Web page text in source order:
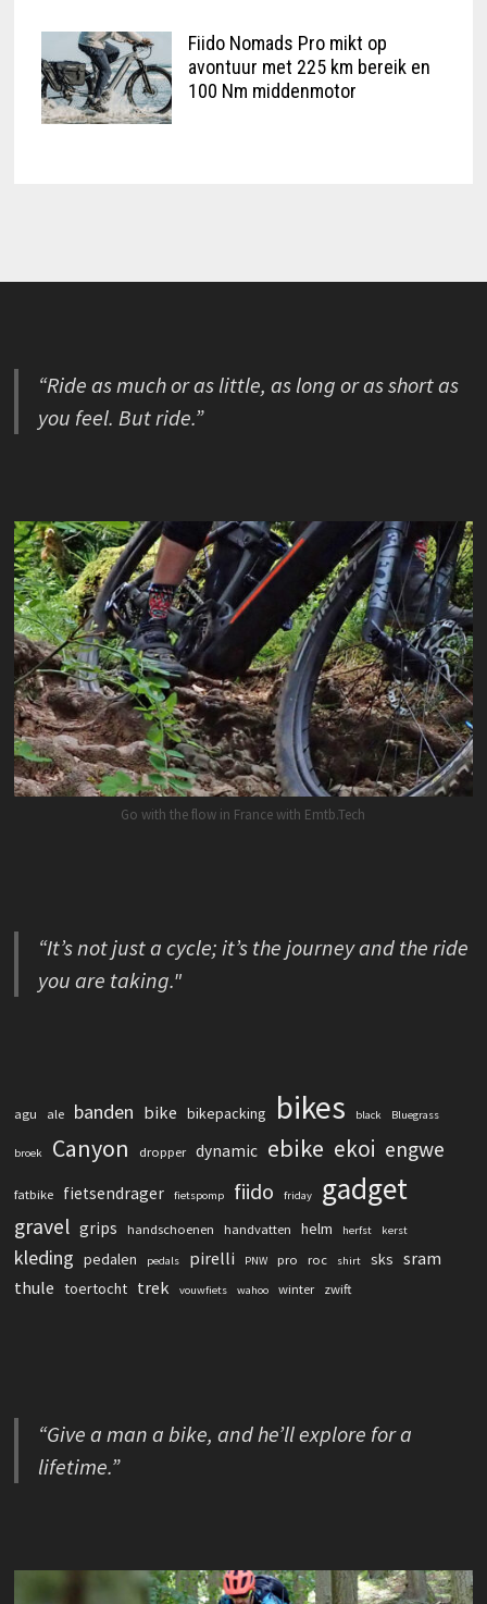
Fiido Nomads Pro mikt op
avontuur met 225 km bereik en
100 Nm middenmotor
“Ride as much or as little, as long or as short as
you feel. But ride.”
Go with the flow in France with Emtb.Tech
“It’s not just a cycle; it’s the journey and the ride
you are taking."
agu ale banden bike bikepacking bikes black Bluegrass
broek Canyon dropper dynamic ebike ekoi engwe
fatbike fietsendrager fietspomp fiido friday gadget
gravel grips handschoenen handvatten helm herfst kerst
kleding pedalen pedals pirelli PNW pro roc shirt sks sram
thule toertocht trek vouwfiets wahoo winter zwift
“Give a man a bike, and he’ll explore for a
lifetime.”